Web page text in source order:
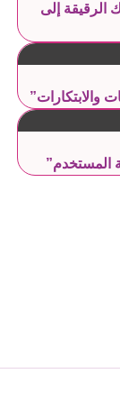
الرقيقة إلى
والابتكارات”
المستخدم”